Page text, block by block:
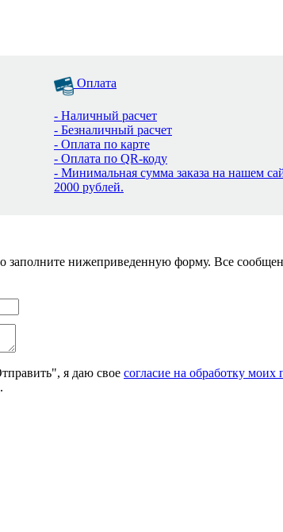
Оплата
- Наличный расчет
- Безналичный расчет
- Оплата по карте
- Оплата по QR-коду
- Минимальная сумма заказа на нашем
2000 рублей.
заполните нижеприведенную форму. Все
я даю свое согласие на обработку
.